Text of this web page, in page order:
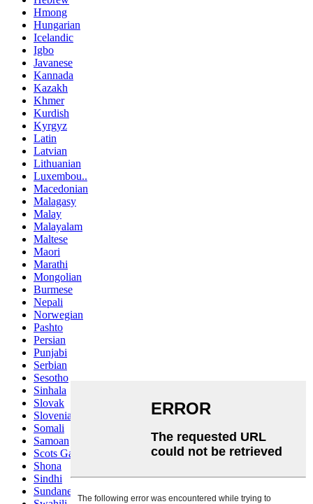
Hmong
Hungarian
Icelandic
Igbo
Javanese
Kannada
Kazakh
Khmer
Kurdish
Kyrgyz
Latin
Latvian
Lithuanian
Luxembou..
Macedonian
Malagasy
Malay
Malayalam
Maltese
Maori
Marathi
Mongolian
Burmese
Nepali
Norwegian
Pashto
Persian
Punjabi
Serbian
Sesotho
Sinhala
Slovak
Slovenian
Somali
Samoan
Scots Gaelic
Shona
Sindhi
Sundanese